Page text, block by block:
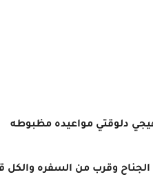
هيجي دلوقتي مواعيده مظبوطه
وقرب من السفره والكل